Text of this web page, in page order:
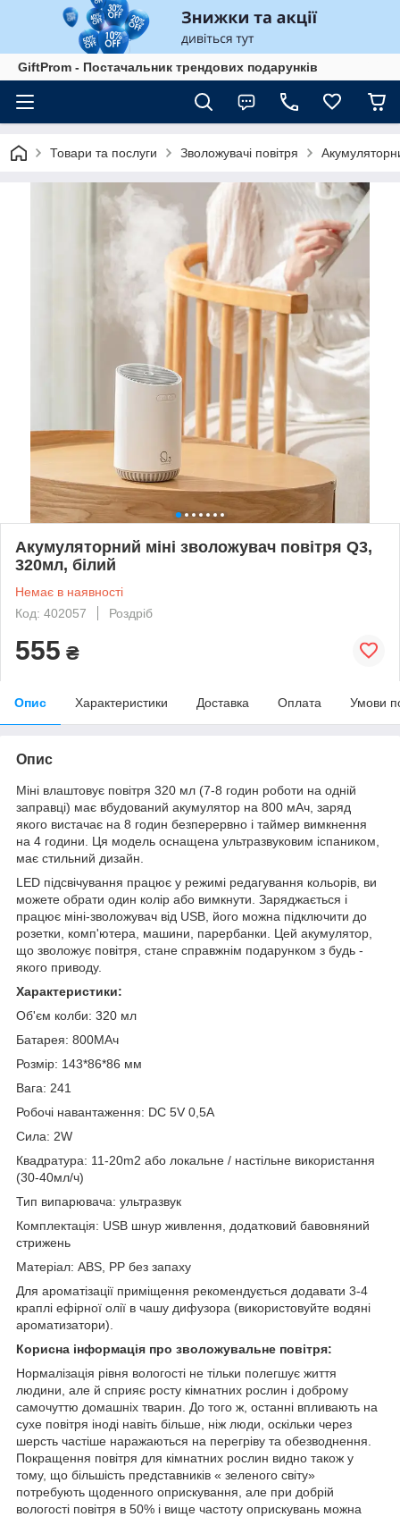
GiftProm - Постачальник трендових подарунків
Товари та послуги Зволожувачі повітря
Акумуляторний міні зволожувач повітря Q3,
320мл, білий
Немає в наявності
Код: 402057
Роздріб
555 ₴
Опис Характеристики Доставка Оплата Умови
Опис
Міні влаштовує повітря 320 мл (7-8 годин роботи на одній
заправці) має вбудований акумулятор на 800 мАч, заряд
якого вистачає на 8 годин безперервно і таймер вимкнення
на 4 години. Ця модель оснащена ультразвуковим іспаником,
має стильний дизайн.
LED підсвічування працює у режимі редагування кольорів, ви
можете обрати один колір або вимкнути. Заряджається і
працює міні-зволожувач від USB, його можна підключити до
розетки, комп'ютера, машини, парербанки. Цей акумулятор,
що зволожує повітря, стане справжнім подарунком з будь -
якого приводу.
Характеристики:
Об'єм колби: 320 мл
Батарея: 800MAч
Розмір: 143*86*86 мм
Вага: 241
Робочі навантаження: DC 5V 0,5A
Сила: 2W
Квадратура: 11-20m2 або локальне / настільне використання
(30-40мл/ч)
Тип випарювача: ультразвук
Комплектація: USB шнур живлення, додатковий бавовняний
стрижень
Матеріал: ABS, PP без запаху
Для ароматізації приміщення рекомендується додавати 3-4
краплі ефірної олії в чашу дифузора (використовуйте водяні
ароматизатори).
Корисна інформація про зволожувальне повітря:
Нормалізація рівня вологості не тільки полегшує життя
людини, але й сприяє росту кімнатних рослин і доброму
самочуттю домашніх тварин. До того ж, останні впливають на
сухе повітря іноді навіть більше, ніж люди, оскільки через
шерсть частіше наражаються на перегріву та обезводнення.
Покращення повітря для кімнатних рослин видно також у
тому, що більшість представників « зеленого світу»
потребують щоденного оприскування, але при добрій
вологості повітря в 50% і вище частоту оприскувань можна